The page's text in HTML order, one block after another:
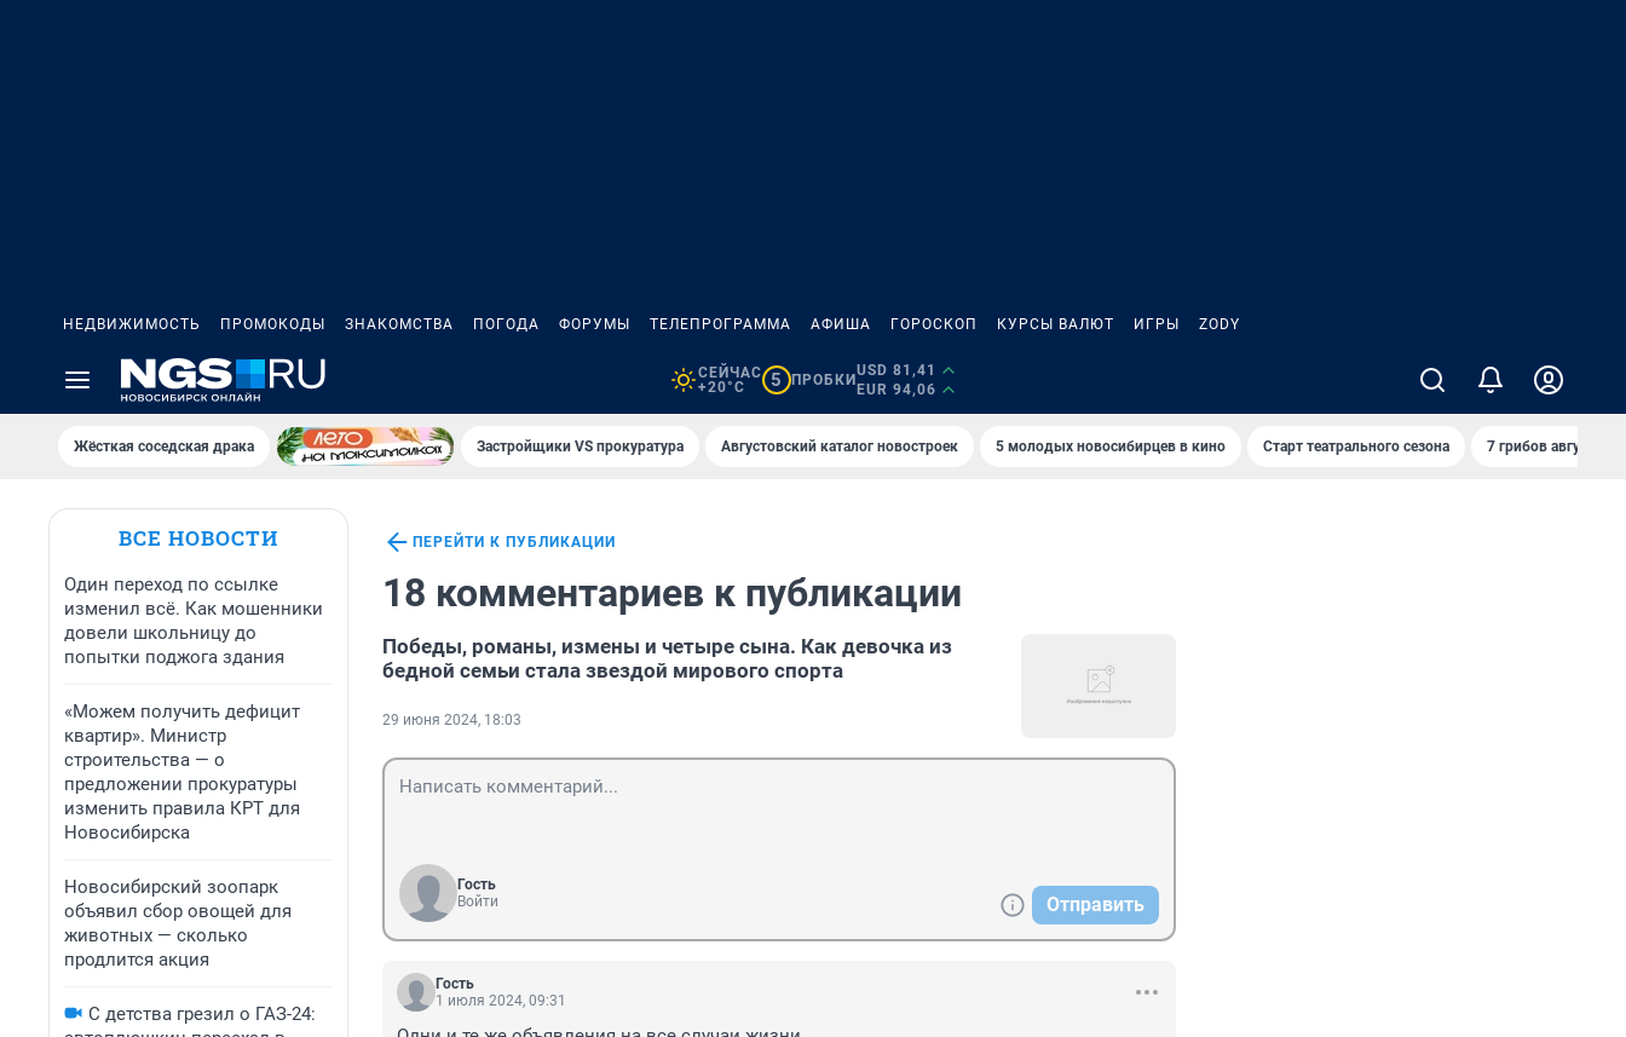
НЕДВИЖИМОСТЬ ПРОМОКОДЫ ЗНАКОМСТВА ПОГОДА ФОРУМЫ ТЕЛЕПРОГРАММА АФИША ГОРОСКОП КУРСЫ ВАЛЮТ ИГРЫ ZODY
СЕЙЧАС
+20°C
5 ПРОБКИ
USD 81,41
EUR 94,06
Жёсткая соседская драка Застройщики VS прокуратура Августовский каталог новостроек 5 молодых новосибирцев в кино Старт театрального сезона 7 грибов августа
ВСЕ НОВОСТИ
Один переход по ссылке
изменил всё. Как мошенники
довели школьницу до
попытки поджога здания
«Можем получить дефицит
квартир». Министр
строительства — о
предложении прокуратуры
изменить правила КРТ для
Новосибирска
Новосибирский зоопарк
объявил сбор овощей для
животных — сколько
продлится акция
С детства грезил о ГАЗ-24:
ПЕРЕЙТИ К ПУБЛИКАЦИИ
18 комментариев к публикации
Победы, романы, измены и четыре сына. Как девочка из
бедной семьи стала звездой мирового спорта
29 июня 2024, 18:03
Гость
Войти
Отправить
Гость
1 июля 2024, 09:31